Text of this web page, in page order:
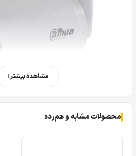
مشاهده بیشتر
محصولات مشابه و هم‌رده